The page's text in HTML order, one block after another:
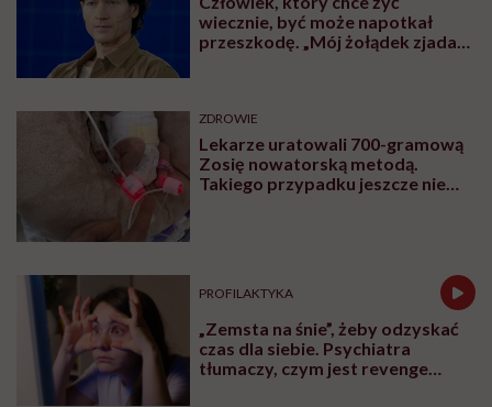
wiecznie, być może napotkał
przeszkodę. „Mój żołądek zjada
ZDROWIE
Lekarze uratowali 700-gramową
Zosię nowatorską metodą.
Takiego przypadku jeszcze nie
PROFILAKTYKA
„Zemsta na śnie”, żeby odzyskać
czas dla siebie. Psychiatra
tłumaczy, czym jest revenge